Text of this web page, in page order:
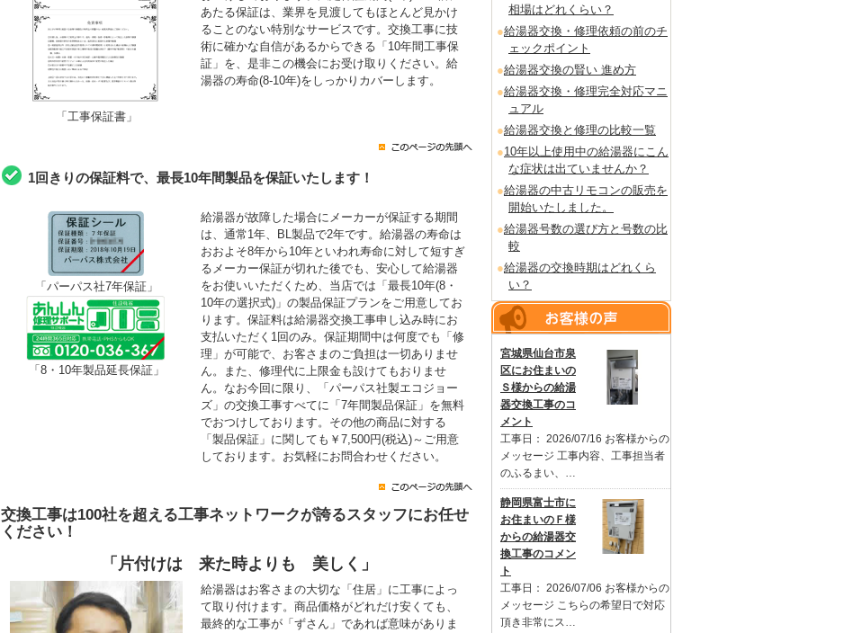
相場はどれくらい？
給湯器交換・修理依頼の前のチ
ェックポイント
給湯器交換の賢い 進め方
給湯器交換・修理完全対応マニ
ュアル
給湯器交換と修理の比較一覧
10年以上使用中の給湯器にこん
な症状は出ていませんか？
給湯器の中古リモコンの販売を
開始いたしました。
給湯器号数の選び方と号数の比
較
給湯器の交換時期はどれくら
い？
宮城県仙台市泉
区にお住まいの
Ｓ様からの給湯
器交換工事のコ
メント
工事日： 2026/07/16 お客様からの
メッセージ 工事内容、工事担当者
のふるまい、…
静岡県富士市に
お住まいのＦ様
からの給湯器交
換工事のコメン
ト
工事日： 2026/07/06 お客様からの
メッセージ こちらの希望日で対応
頂き非常にス…
「工事保証書」
あたる保証は、業界を見渡してもほとんど見かけ
ることのない特別なサービスです。交換工事に技
術に確かな自信があるからできる「10年間工事保
証」を、是非この機会にお受け取りください。給
湯器の寿命(8-10年)をしっかりカバーします。
1回きりの保証料で、最長10年間製品を保証いたします！
「パーパス社7年保証」
「8・10年製品延長保証」
給湯器が故障した場合にメーカーが保証する期間
は、通常1年、BL製品で2年です。給湯器の寿命は
おおよそ8年から10年といわれ寿命に対して短すぎ
るメーカー保証が切れた後でも、安心して給湯器
をお使いいただくため、当店では「最長10年(8・
10年の選択式)」の製品保証プランをご用意してお
ります。保証料は給湯器交換工事申し込み時にお
支払いただく1回のみ。保証期間中は何度でも「修
理」が可能で、お客さまのご負担は一切ありませ
ん。また、修理代に上限金も設けてもおりませ
ん。なお今回に限り、「パーパス社製エコジョー
ズ」の交換工事すべてに「7年間製品保証」を無料
でおつけしております。その他の商品に対する
「製品保証」に関しても￥7,500円(税込)～ご用意
しております。お気軽にお問合わせください。
交換工事は100社を超える工事ネットワークが誇るスタッフにお任せ
ください！
「片付けは 来た時よりも 美しく」
給湯器はお客さまの大切な「住居」に工事によっ
て取り付けます。商品価格がどれだけ安くても、
最終的な工事が「ずさん」であれば意味がありま